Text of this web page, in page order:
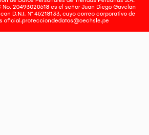
20493020618 es el señor Juan Diego Gavelan
D.N.I. N° 45218133, cuyo correo corporativo de
oficial.protecciondedatos@oechsle.pe